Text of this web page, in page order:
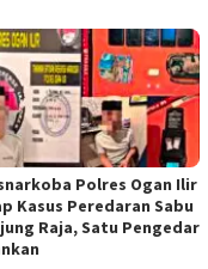
Polres Ogan Ilir
Kasus Peredaran Sabu
Raja, Satu Pengedar